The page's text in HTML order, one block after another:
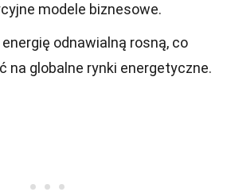
modele biznesowe.
odnawialną rosną, co
na globalne rynki energetyczne.